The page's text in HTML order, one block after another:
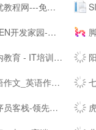
上优优网-PS,AI,C4D,AE,UI,Sketch,平面,海报等原创免费教程在线学习-UiiiUiii--
家园-为开发爱好者分享技巧！
培训/UI设计/运营/影视特效培训机构
_英语作文大全_英语作文网 七彩
先的程序员自由工作平台-程序员兼职 虎